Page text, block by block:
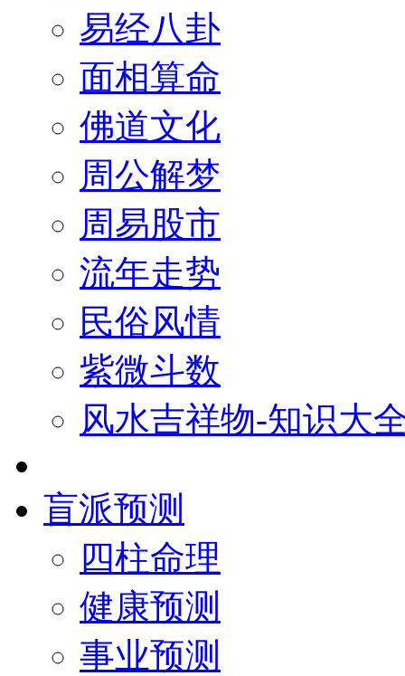
易经八卦
面相算命
佛道文化
周公解梦
周易股市
流年走势
民俗风情
紫微斗数
风水吉祥物-知识大
盲派预测
四柱命理
健康预测
事业预测